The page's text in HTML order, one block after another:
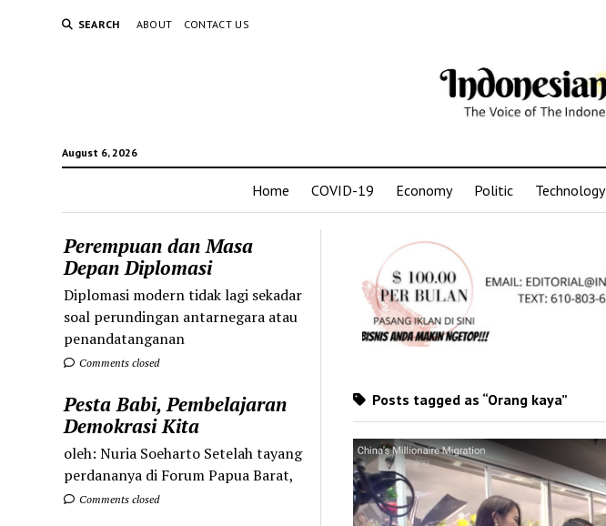
SEARCH ABOUT CONTACT US
August 6, 2026
Home COVID-19 Economy Politic Technology
Perempuan dan Masa
Depan Diplomasi
Diplomasi modern tidak lagi sekadar
soal perundingan antarnegara atau
penandatanganan
Comments closed
Pesta Babi, Pembelajaran
Demokrasi Kita
oleh: Nuria Soeharto Setelah tayang
perdananya di Forum Papua Barat,
Comments closed
Posts tagged as “Orang kaya”